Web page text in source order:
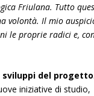
Friulana. Tutto
volontà. Il mio
le proprie radici e,
del progetto.
iniziative di studio,